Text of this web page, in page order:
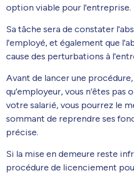
option viable pour l'entreprise.
Sa tâche sera de constater
l'employé, et également que
cause des perturbations à
Avant de lancer une
qu’employeur, vous n’êtes
votre salarié, vous pourrez le
sommant de reprendre ses
précise.
Si la mise en demeure reste
procédure de licenciement